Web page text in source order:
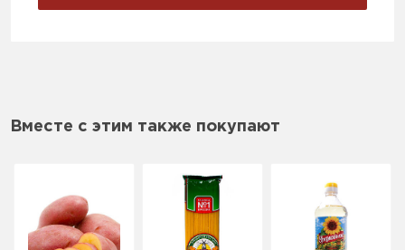
Вместе с этим также покупают